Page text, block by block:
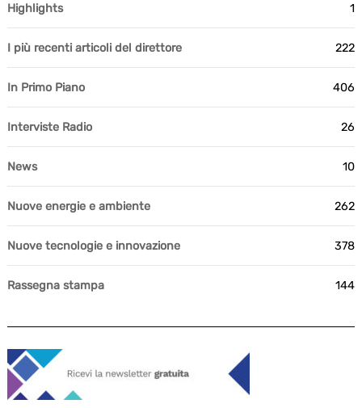
Highlights 1
I più recenti articoli del direttore 222
In Primo Piano 406
Interviste Radio 26
News 10
Nuove energie e ambiente 262
Nuove tecnologie e innovazione 378
Rassegna stampa 144